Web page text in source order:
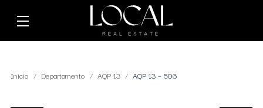
Inicio Departamento AQP 13 AQP 13 – 506